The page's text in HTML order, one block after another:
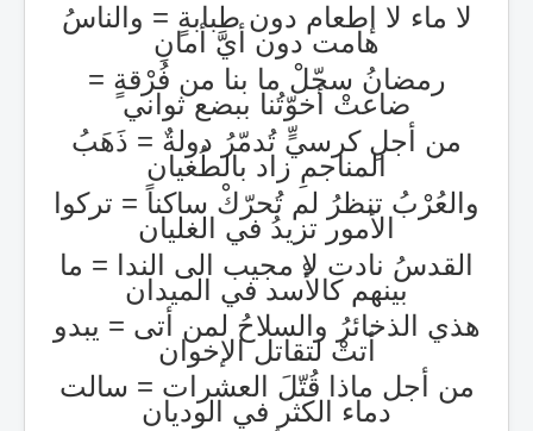
لا ماء لا إطعام دون طِبابةٍ = والناسُ
هامت دون أيّ أمانِ
رمضانُ سجّلْ ما بنا من فُرْقةٍ =
ضاعتْ أخوّتُنا ببضع ثواني
من أجلِ كرسيٍّ تُدمّرُ دولةٌ = ذَهَبُ
المناجمِ زاد بالطُغيان
والعُرْبُ تنظرُ لم تُحرّكْ ساكناً = تركوا
الأمور تزيدُ في الغليان
القدسُ نادت لا مجيب الى الندا = ما
بينهم كالأْسد في الميدان
هذي الذخائرُ والسلاحُ لمن أتى = يبدو
أتتْ لتقاتل الإخوان
من أجل ماذا قُتّلَ العشرات = سالت
دماء الكثر في الوديان